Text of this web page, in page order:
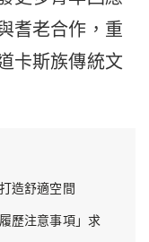
耆老合作，重
卡斯族傳統文
造舒適空間
歷注意事項」求